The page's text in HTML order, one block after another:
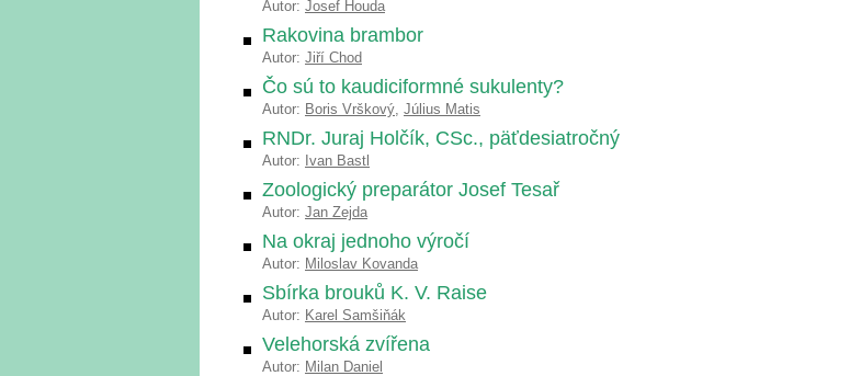
Autor: Josef Houda
Rakovina brambor
Autor: Jiří Chod
Čo sú to kaudiciformné sukulenty?
Autor: Boris Vrškový, Július Matis
RNDr. Juraj Holčík, CSc., päťdesiatročný
Autor: Ivan Bastl
Zoologický preparátor Josef Tesař
Autor: Jan Zejda
Na okraj jednoho výročí
Autor: Miloslav Kovanda
Sbírka brouků K. V. Raise
Autor: Karel Samšiňák
Velehorská zvířena
Autor: Milan Daniel